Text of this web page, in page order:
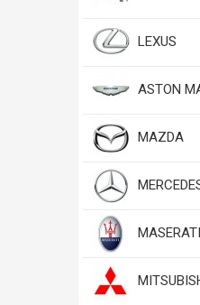
LEXUS
ASTON
MAZDA
MASERATI